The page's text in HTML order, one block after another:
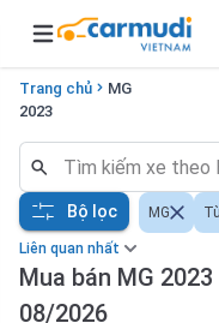
Open main menu
Trang chủ
MG
2023
Liên quan nhất
Mua bán MG
08/2026
Bộ lọc MG